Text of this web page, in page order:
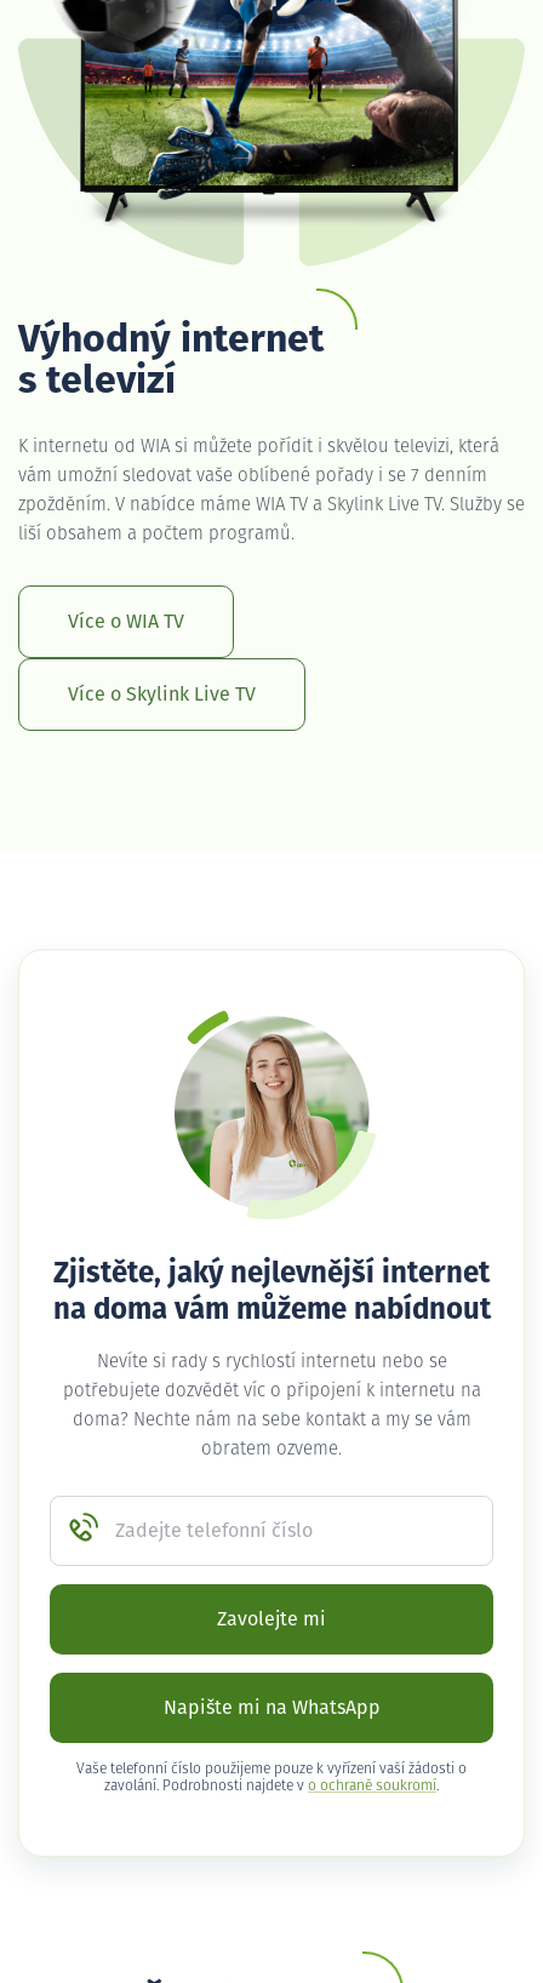
Výhodný internet
s televizí
K internetu od WIA si můžete pořídit i skvělou televizi, která
vám umožní sledovat vaše oblíbené pořady i se 7 denním
zpožděním. V nabídce máme WIA TV a Skylink Live TV. Služby se
liší obsahem a počtem programů.
Více o WIA TV
Více o Skylink Live TV
Zjistěte, jaký nejlevnější internet
na doma vám můžeme nabídnout
Nevíte si rady s rychlostí internetu nebo se
potřebujete dozvědět víc o připojení k internetu na
doma? Nechte nám na sebe kontakt a my se vám
obratem ozveme.
Zadejte telefonní číslo
Zavolejte mi
Napište mi na WhatsApp
Vaše telefonní číslo použijeme pouze k vyřízení vaší žádosti o
zavolání. Podrobnosti najdete v o ochraně soukromí .